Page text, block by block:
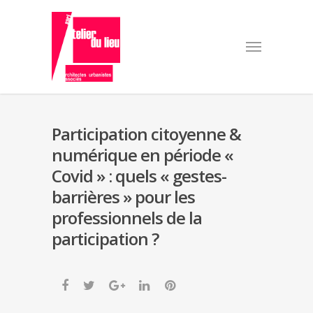
Participation citoyenne &
numérique en période «
Covid » : quels « gestes-
barrières » pour les
professionnels de la
participation ?